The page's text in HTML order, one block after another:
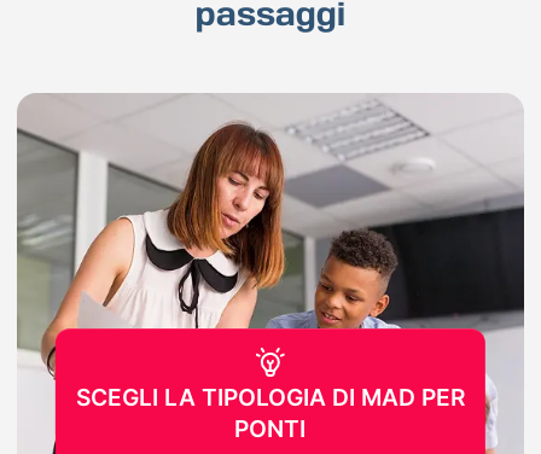
passaggi
SCEGLI LA TIPOLOGIA DI MAD PER
PONTI